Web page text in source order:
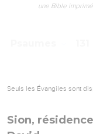
une Bible
Seuls les Évangiles sont
Seigneur, j'ai